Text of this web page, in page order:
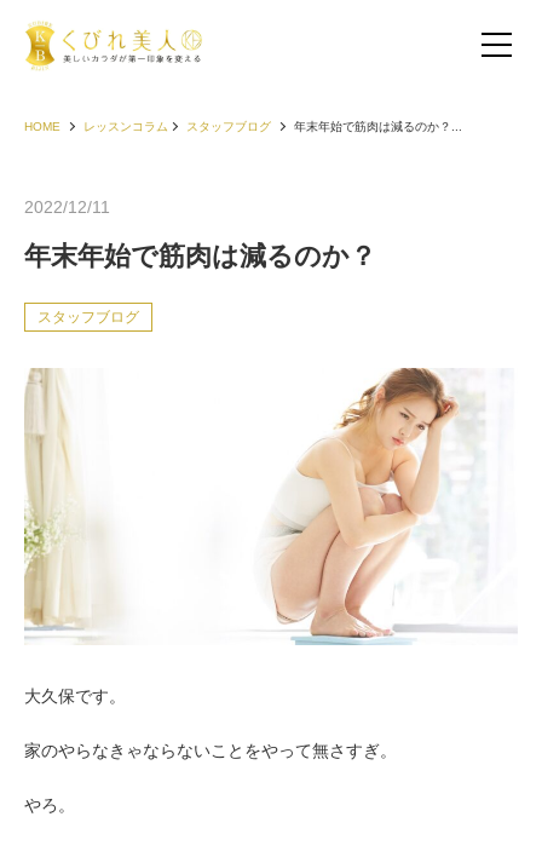
お客様の声（30代以下）
お客様の声（40代）
お客様の声（50代以上）
お客様の声（男性）
HOME レッスンコラム スタッフブログ 年末年始で筋肉は減るのか？...
2022/12/11
年末年始で筋肉は減るのか？
スタッフブログ
大久保です。
家のやらなきゃならないことをやって無さすぎ。
やろ。